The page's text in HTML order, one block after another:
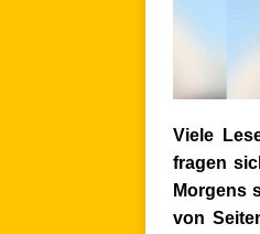
Viele
fragen
Morgens
von